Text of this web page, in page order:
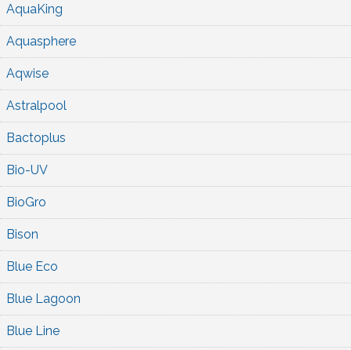
AquaKing
Aquasphere
Aqwise
Astralpool
Bactoplus
Bio-UV
BioGro
Bison
Blue Eco
Blue Lagoon
Blue Line